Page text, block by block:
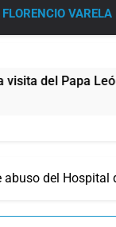
FLORENCIO VARELA
León XIV a la
del Hospital